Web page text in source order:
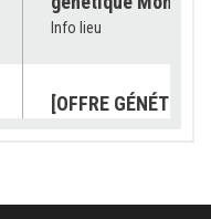
Info lieu
[OFFRE